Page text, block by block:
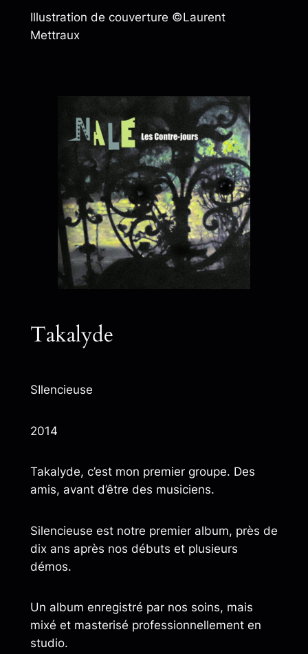
Illustration de couverture ©Laurent
Mettraux
Takalyde
SIlencieuse
2014
Takalyde, c’est mon premier groupe. Des
amis, avant d’être des musiciens.
Silencieuse est notre premier album, près de
dix ans après nos débuts et plusieurs
démos.
Un album enregistré par nos soins, mais
mixé et masterisé professionnellement en
studio.